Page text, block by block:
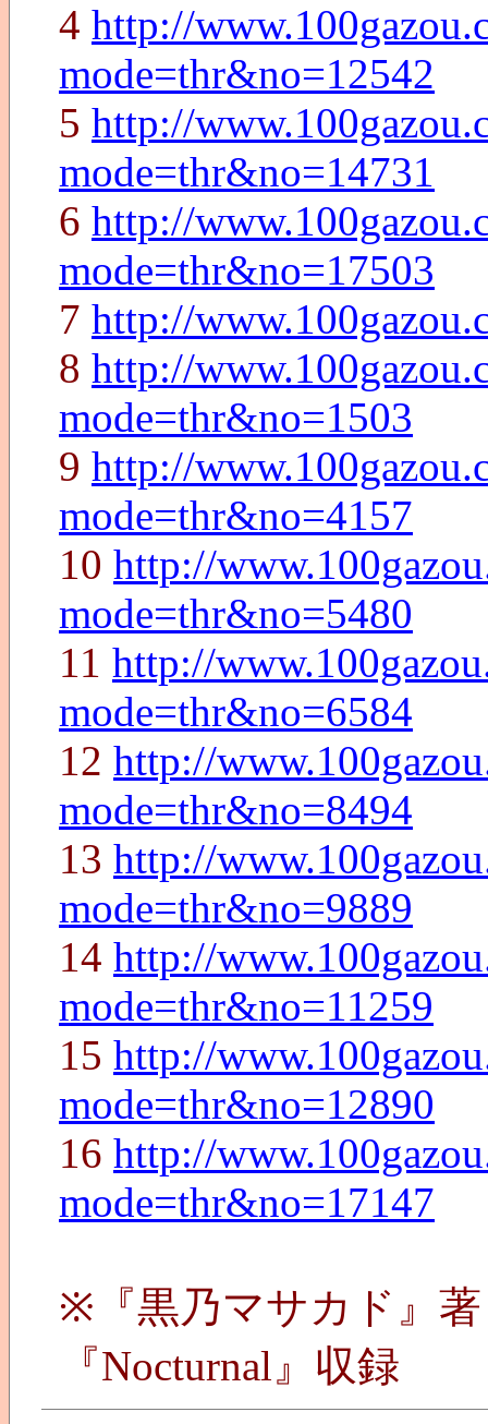
4 http://
mode=thr&no=12542
5 http://
mode=thr&no=14731
6 http://
mode=thr&no=17503
7 http://
8 http://
mode=thr&no=1503
9 http://
mode=thr&no=4157
10 http://
mode=thr&no=5480
11 http://
mode=thr&no=6584
12 http://
mode=thr&no=8494
13 http://
mode=thr&no=9889
14 http://
mode=thr&no=11259
15 http://
mode=thr&no=12890
16 http://
mode=thr&no=17147
※『黒乃マサカド』著
『Nocturnal』収録